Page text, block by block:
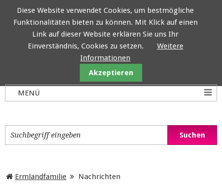
Ermlandfamilie Nachrichten
Diese Website verwendet Cookies, um bestmögliche
Funktionalitäten bieten zu können. Mit Klick auf einen
Link auf dieser Website erklären Sie uns Ihr
Einverständnis, Cookies zu setzen.
Weitere
Informationen
Akzeptieren